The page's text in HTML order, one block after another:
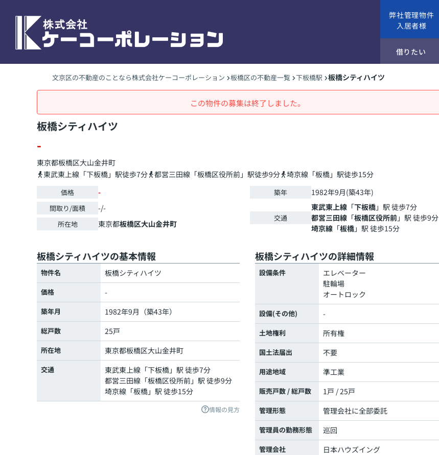
弊社管理物件
入居者様
借りたい
文京区の不動産のことなら株式会社ケーコーポレーション 板橋区の不動産一覧 下板橋駅 板橋シティハイツ
この物件の募集は終了しました。
板橋シティハイツ
-
東京都板橋区大山金井町
東武東上線「下板橋」駅徒歩7分
都営三田線「板橋区役所前」駅徒歩9分 埼京線「板橋」駅徒歩15分
価格 -
間取り/面積 -/-
所在地 東京都板橋区大山金井町
築年 1982年9月(築43年)
交通
東武東上線 「下板橋」駅 徒歩7分
都営三田線 「板橋区役所前」駅 徒歩9分
埼京線 「板橋」駅 徒歩15分
板橋シティハイツの基本情報
物件名 板橋シティハイツ
価格 -
築年月 1982年9月（築43年）
総戸数 25戸
所在地 東京都板橋区大山金井町
交通 東武東上線 「下板橋」駅 徒歩7分
都営三田線 「板橋区役所前」駅 徒歩9分
埼京線 「板橋」駅 徒歩15分
情報の見方
板橋シティハイツの詳細情報
設備条件
エレベーター
駐輪場
オートロック
設備(その他) -
土地権利 所有権
国土法届出 不要
用途地域 準工業
販売戸数 / 総戸数 1戸 / 25戸
管理形態 管理会社に全部委託
管理員の勤務形態 巡回
管理会社 日本ハウズイング